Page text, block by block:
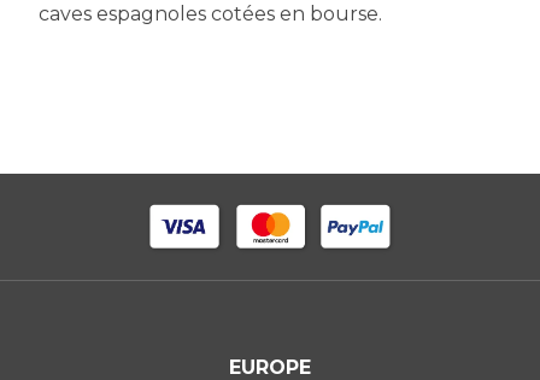
caves espagnoles cotées en bourse.
EUROPE